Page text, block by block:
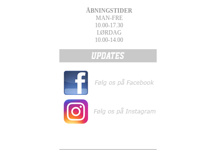
ÅBNINGSTIDER
MAN-FRE
10.00-17.30
LØRDAG
10.00-14.00